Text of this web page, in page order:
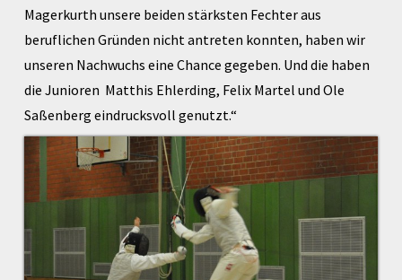
Magerkurth unsere beiden stärksten Fechter aus
beruflichen Gründen nicht antreten konnten, haben wir
unseren Nachwuchs eine Chance gegeben. Und die haben
die Junioren Matthis Ehlerding, Felix Martel und Ole
Saßenberg eindrucksvoll genutzt.“